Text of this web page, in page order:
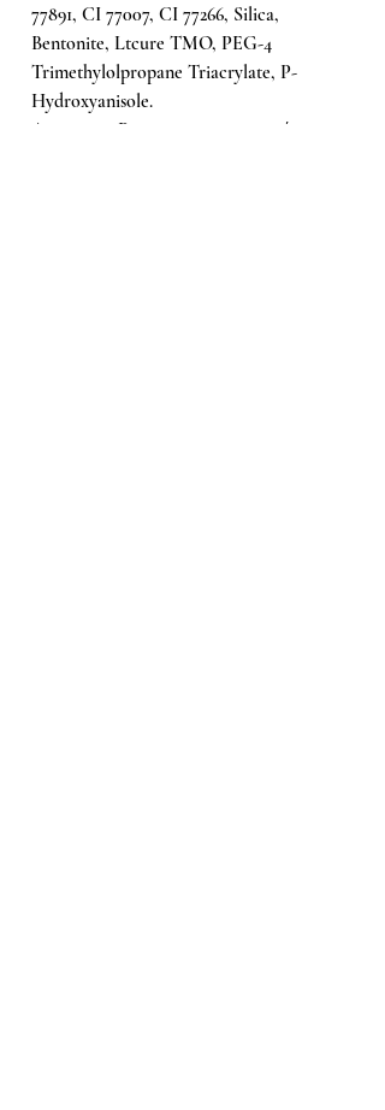
77891, CI 77007, CI 77266, Silica,
Bentonite, Ltcure TMO, PEG-4
Trimethylolpropane Triacrylate, P-
Hydroxyanisole.
Attention :
Peut provoquer une réaction